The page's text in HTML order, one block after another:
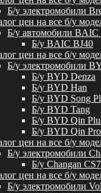
Б/у электромобили
цен на все б/у
Б/у автомобили BAIC
Б/у BAIC BJ40
цен на все б/у
Б/у электромобили
Б/у BYD Denza
Б/у BYD Han
Б/у BYD Song
Б/у BYD Tang
Б/у BYD Qin
Б/у BYD Qin Pro
цен на все б/у
Б/у электромобили
Б/у Changan
цен на все б/у
Б/у электромобили